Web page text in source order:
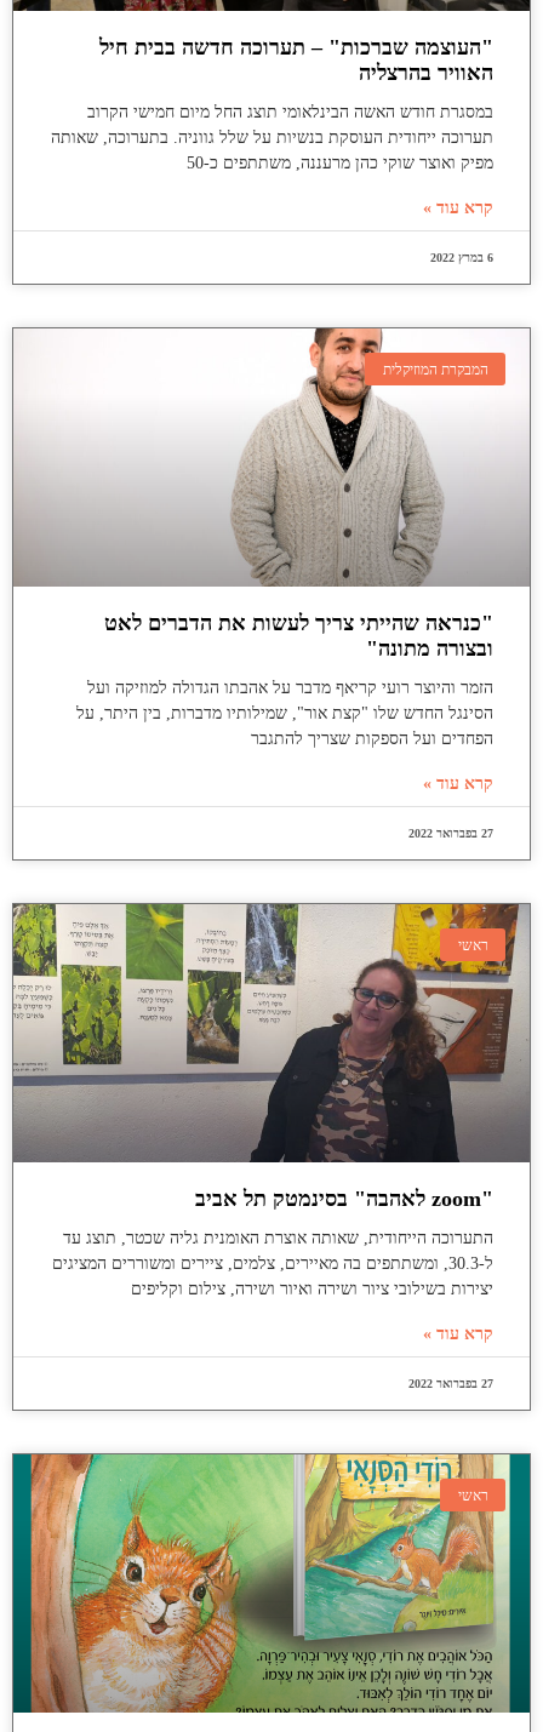
"העוצמה שברכות" – תערוכה חדשה בבית חיל
האוויר בהרצליה
במסגרת חודש האשה הבינלאומי תוצג החל מיום חמישי הקרוב
תערוכה ייחודית העוסקת בנשיות על שלל גווניה. בתערוכה, שאותה
מפיק ואוצר שוקי כהן מרעננה, משתתפים כ-50
קרא עוד »
6 במרץ 2022
המבקרת המוזיקלית
"כנראה שהייתי צריך לעשות את הדברים לאט
ובצורה מתונה"
הזמר והיוצר רועי קריאף מדבר על אהבתו הגדולה למוזיקה ועל
הסינגל החדש שלו "קצת אור", שמילותיו מדברות, בין היתר, על
הפחדים ועל הספקות שצריך להתגבר
קרא עוד »
27 בפברואר 2022
ראשי
"zoom לאהבה" בסינמטק תל אביב
התערוכה הייחודית, שאותה אוצרת האומנית גליה שכטר, תוצג עד
ל-30.3, ומשתתפים בה מאיירים, צלמים, ציירים ומשוררים המציגים
יצירות בשילובי ציור ושירה ואיור ושירה, צילום וקליפים
קרא עוד »
27 בפברואר 2022
ראשי